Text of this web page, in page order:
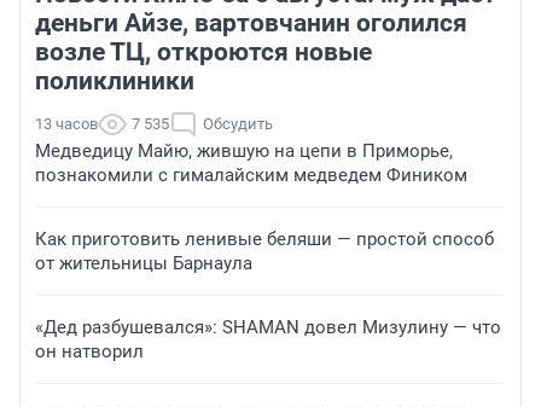
деньги Айзе, вартовчанин оголился
возле ТЦ, откроются новые
поликлиники
13 часов 7 535 Обсудить
Медведицу Майю, жившую на цепи в Приморье,
познакомили с гималайским медведем Фиником
Как приготовить ленивые беляши — простой способ
от жительницы Барнаула
«Дед разбушевался»: SHAMAN довел Мизулину — что
он натворил